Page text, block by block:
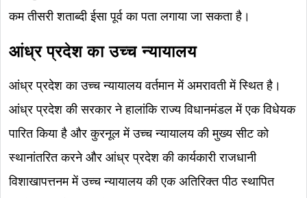
कम तीसरी शताब्दी ईसा पूर्व का पता लगाया जा सकता है।
आंध्र प्रदेश काउच्च न्यायालय
आंध्र प्रदेश का उच्च न्यायालय वर्तमान में अमरावती में स्थित है।
आंध्र प्रदेश की सरकार ने हालांकि राज्य विधानमंडल में एक विधेयक
पारित किया है और कुरनूल में उच्च न्यायालय की मुख्य सीट को
स्थानांतरित करने और आंध्र प्रदेश की कार्यकारी राजधानी
विशाखापत्तनम में उच्च न्यायालय की एक अतिरिक्त पीठ स्थापित